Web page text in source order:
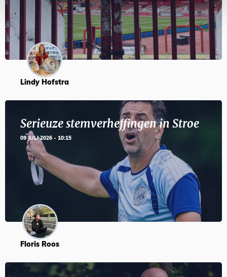
Lindy Hofstra
Serieuze stemverheffingen in Stroe
09 JULI 2026 - 10:15
Floris Roos